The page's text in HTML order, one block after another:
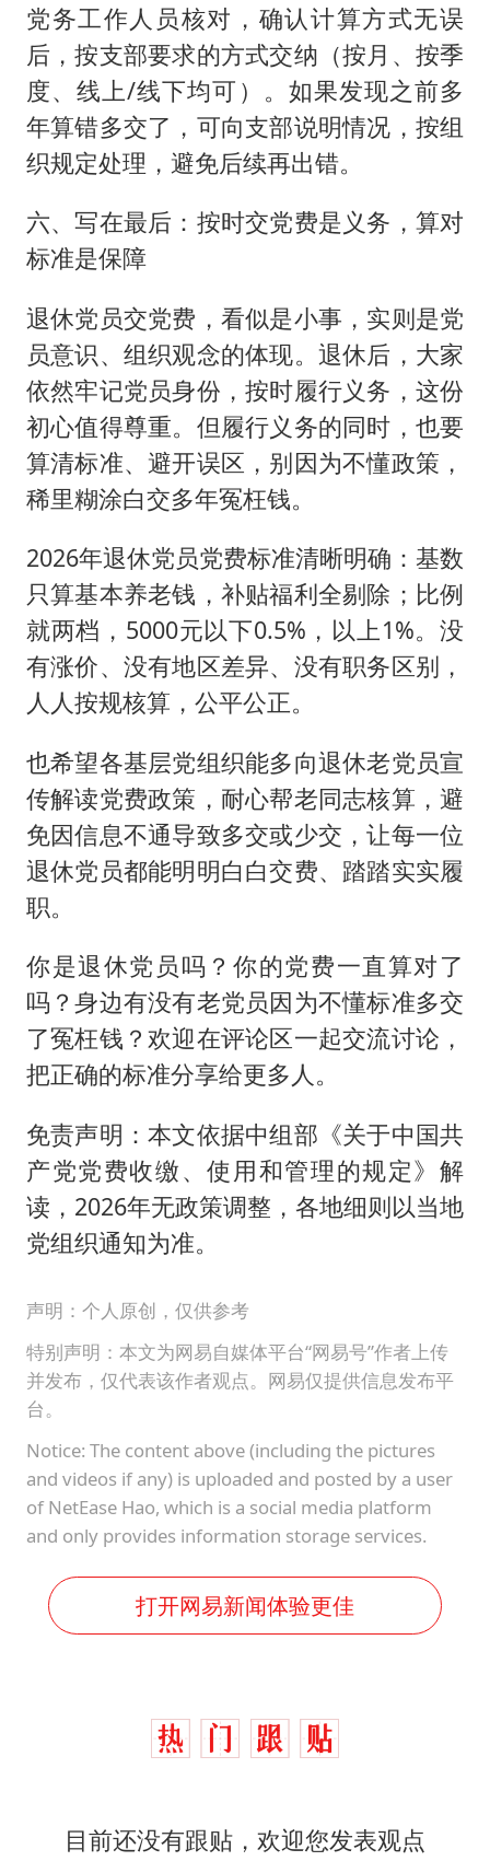
党务工作人员核对，确认计算方式无误
后，按支部要求的方式交纳（按月、按季
度、线上/线下均可）。如果发现之前多
年算错多交了，可向支部说明情况，按组
织规定处理，避免后续再出错。
六、写在最后：按时交党费是义务，算对
标准是保障
退休党员交党费，看似是小事，实则是党
员意识、组织观念的体现。退休后，大家
依然牢记党员身份，按时履行义务，这份
初心值得尊重。但履行义务的同时，也要
算清标准、避开误区，别因为不懂政策，
稀里糊涂白交多年冤枉钱。
2026年退休党员党费标准清晰明确：基数
只算基本养老钱，补贴福利全剔除；比例
就两档，5000元以下0.5%，以上1%。没
有涨价、没有地区差异、没有职务区别，
人人按规核算，公平公正。
也希望各基层党组织能多向退休老党员宣
传解读党费政策，耐心帮老同志核算，避
免因信息不通导致多交或少交，让每一位
退休党员都能明明白白交费、踏踏实实履
职。
你是退休党员吗？你的党费一直算对了
吗？身边有没有老党员因为不懂标准多交
了冤枉钱？欢迎在评论区一起交流讨论，
把正确的标准分享给更多人。
免责声明：本文依据中组部《关于中国共
产党党费收缴、使用和管理的规定》解
读，2026年无政策调整，各地细则以当地
党组织通知为准。
声明：个人原创，仅供参考
特别声明：本文为网易自媒体平台“网易号”作者上传
并发布，仅代表该作者观点。网易仅提供信息发布平
台。
Notice: The content above (including the pictures
and videos if any) is uploaded and posted by a user
of NetEase Hao, which is a social media platform
and only provides information storage services.
打开网易新闻体验更佳
目前还没有跟贴，欢迎您发表观点